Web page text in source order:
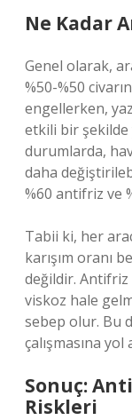
Ne Kadar
Genel olarak,
%50-%50
engellerken,
etkili bir şekilde
durumlarda,
daha
%60 antifriz ve
Tabii ki, her
karışım oranı
değildir. Antifriz
viskoz hale
sebep olur. Bu
çalışmasına yol
Sonuç:
Riskleri